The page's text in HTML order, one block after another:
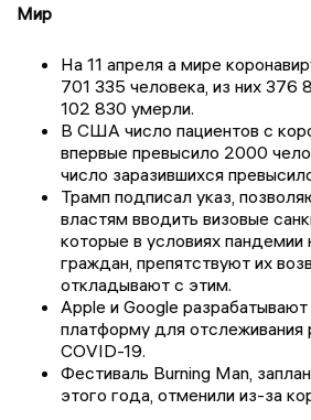
Мир
На 11 апреля а мире
701 335 человека, из них 376
102 830 умерли.
В США число пациентов с
впервые превысило 2000
число заразившихся
Трамп подписал указ,
властям вводить визовые
которые в условиях пандемии
граждан, препятствуют их
откладывают с этим.
Apple и Google
платформу для отслеживания
COVID-19.
Фестиваль Burning Man,
этого года, отменили из-за